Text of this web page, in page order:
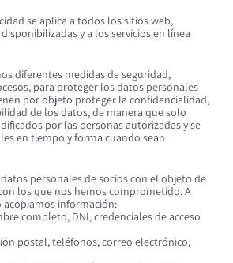
se aplica a todos los sitios web,
y a los servicios en línea
diferentes medidas de seguridad,
para proteger los datos personales
por objeto proteger la confidencialidad,
de los datos, de manera que solo
por las personas autorizadas y se
en tiempo y forma cuando sean
personales de socios con el objeto de
los que nos hemos comprometido. A
información:
completo, DNI, credenciales de acceso
postal, teléfonos, correo electrónico,